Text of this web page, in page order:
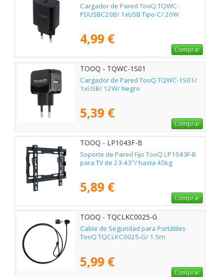
Cargador de Pared TooQ TQWC-
PDUSBC20B/ 1xUSB Tipo-C/ 20W
4,99 €
Comprar
TOOQ - TQWC-1S01
Cargador de Pared TooQ TQWC-1S01/
1xUSB/ 12W/ Negro
5,39 €
Comprar
TOOQ - LP1043F-B
Soporte de Pared Fijo TooQ LP1043F-B
para TV de 23-43"/ hasta 45kg
5,89 €
Comprar
TOOQ - TQCLKC0025-G
Cable de Seguridad para Portátiles
TooQ TQCLKC0025-G/ 1.5m
5,99 €
Comprar